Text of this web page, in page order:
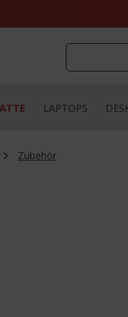
LAPTOPS
Zubehör